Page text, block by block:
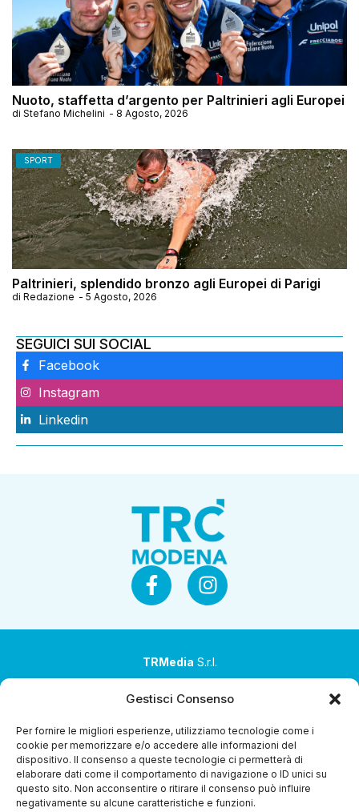
Gestisci Consenso
Per fornire le migliori esperienze, utilizziamo tecnologie come i
cookie per memorizzare e/o accedere alle informazioni del
dispositivo. Il consenso a queste tecnologie ci permetterà di
elaborare dati come il comportamento di navigazione o ID unici su
questo sito. Non acconsentire o ritirare il consenso può influire
negativamente su alcune caratteristiche e funzioni.
Nuoto, staffetta d’argento per Paltrinieri agli Europei
di Stefano Michelini - 8 Agosto, 2026
SPORT
Paltrinieri, splendido bronzo agli Europei di Parigi
di Redazione - 5 Agosto, 2026
SEGUICI SUI SOCIAL
Facebook
Instagram
Linkedin
TRMedia S.r.l.
coordinamento da parte di Coop Alleanza 3.0 Soc. Coop.
Sede legale: via Ragazzi del ’99 nr. 51 42124 Reggio Emilia
(RE)
P.Iva 00651840365